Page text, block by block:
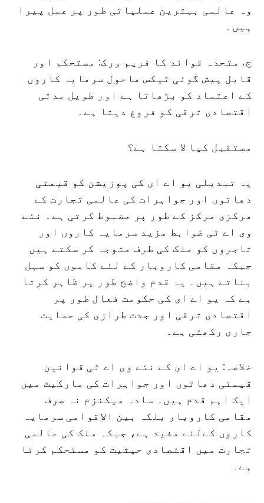
وہ عالمی بہترین عملیاتی طور پر عمل پیرا
ہیں۔
ج. متحدہ قوائد کا فریم ورک: مستحکم اور
قابل پیش گوئی ٹیکس ماحول سرمایہ کاروں
کے اعتماد کو بڑھاتا ہے اور طویل مدتی
اقتصادی ترقی کو فروغ دیتا ہے۔
مستقبل کیا لا سکتا ہے؟
یہ تبدیلی یو اے ای کی پوزیشن کو قیمتی
دھاتوں اور جواہرات کی عالمی تجارت کے
مرکزی مرکز کے طور پر مضبوط کرتی ہے۔ نئے
وی اے ٹی ضوابط مزید سرمایہ کاروں اور
تاجروں کو ملک کی طرف متوجہ کر سکتے ہیں
جبکہ مقامی کاروبار کے لئے کاموں کو سہل
بناتے ہیں۔ یہ قدم واضح طور پر ظاہر کرتا
ہے کہ یو اے ای کی حکومت فعال طور پر
اقتصادی ترقی اور جدت طرازی کی حمایت
جاری رکھتی ہے۔
خلاصہ: یو اے ای کے نئے وی اے ٹی قوانین
قیمتی دھاتوں اور جواہرات کی مارکیٹ میں
ایک اہم قدم ہیں۔ سادہ میکنزم نہ صرف
مقامی کاروبار بلکہ بین الاقوامی سرمایہ
کاروں کےلئے مفید ہے، جبکہ ملک کی عالمی
تجارت میں اقتصادی حیثیت کو مستحکم کرتا
ہے۔